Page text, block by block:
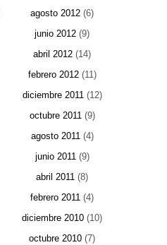
agosto 2012 (6)
junio 2012 (9)
abril 2012 (14)
febrero 2012(11)
diciembre 2011(12)
octubre 2011(9)
agosto 2011(4)
junio 2011(9)
abril 2011 (8)
febrero 2011 (4)
diciembre 2010 (10)
octubre 2010 (7)